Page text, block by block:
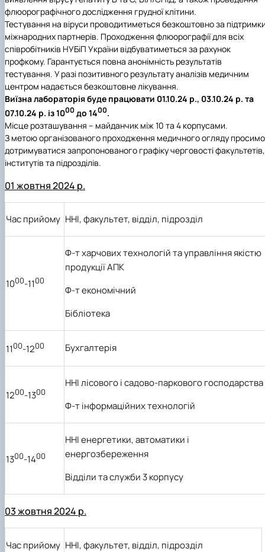
Іноземні мови
Працевлаштування
Їдальні та буфети
Студентські квитки
Центр вивчення мов
Психологічна підтримка
Інклюзивне середовище
Рада молодих вчених
Наукові школи
Стартап школа НУБіП України
Методичні рекомендації, пам'ятки
Форми документів
Патентно-ліцензійна діяльність
ЦКНО «Агропромисловий комплекс, лісове і
садово-паркове господарство, ветеринарна
медицина»
Обладнання НУБіП України
Біоетична комісія
Наукові видання
Досліднику та автору
Звіт про проведення НТЗ
Наукові журнали НУБіП України
Наукові журнали НУБіП України (English)
Пам'ятка про проведення науково-
заходів
Порядок планування та організації
проведення НТЗ
Результати науково-технічних заходів
Монографії
Наука для бізнесу
Каталог наукових послуг
«SEB-2024»
«SEB-2025»
Наглядова рада
Рада роботодавців
Благодійний фонд «Голосіївська ініціатива
2020»
Історія університету
Видатні випускники та працівники
Звіт ректора
Пам'яті захисників України
Почесні доктори і професори НУБіП України
Пресслужба
Університетський кур'єр
Вибори ректора
Програма розвитку університету
ініціатива – 2025»
Доступ до публічної інформації
Державні закупівлі
Офіційна символіка
Антикорупційні заходи
Уповноважена особа з питань запобігання
виявлення корупції
Положення про антикорупційного
уповноваженого НУБіП України
Національні нормативно-правові акти
Нормативно-правові акти НУБіП України
Інформаційні ресурси НАЗК
Методичні роз’яснення НАЗК
Антикорупційні заходи
Гендерна радниця
Контактна інформація
флюорографічного дослідження грудної клітини.
Тестування на віруси проводитиметься безкоштовно за
міжнародних партнерів. Проходження флюорографії для всіх
співробітників НУБіП України відбуватиметься за рахунок
профкому. Гарантується повна анонімність результатів
тестування. У разі позитивного результату аналізів медичним
центром надається безкоштовне лікування.
Виїзна лабораторія буде працювати 01.10.24 р., 03.10.24 р. та
07.10.24 р. із 1000 до 1400.
Місце розташування – майданчик між 10 та 4 корпусами.
З метою організованого проходження медичного огляду просимо
дотримуватися запропонованого графіку черговості факультетів,
інститутів та підрозділів.
01 жовтня 2024 р.
Час прийому ННІ, факультет, відділ, підрозділ
1000-1100
Ф-т харчових технологій та управління якістю
продукції АПК
Ф-т економічний
Бібліотека
1100-1200 Бухгалтерія
1200-1300
ННІ лісового і садово-паркового господарства
Ф-т інформаційних технологій
1300-1400
ННІ енергетики, автоматики і
енергозбереження
Відділи та служби 3 корпусу
03 жовтня 2024 р.
Час прийому ННІ, факультет, відділ, підрозділ